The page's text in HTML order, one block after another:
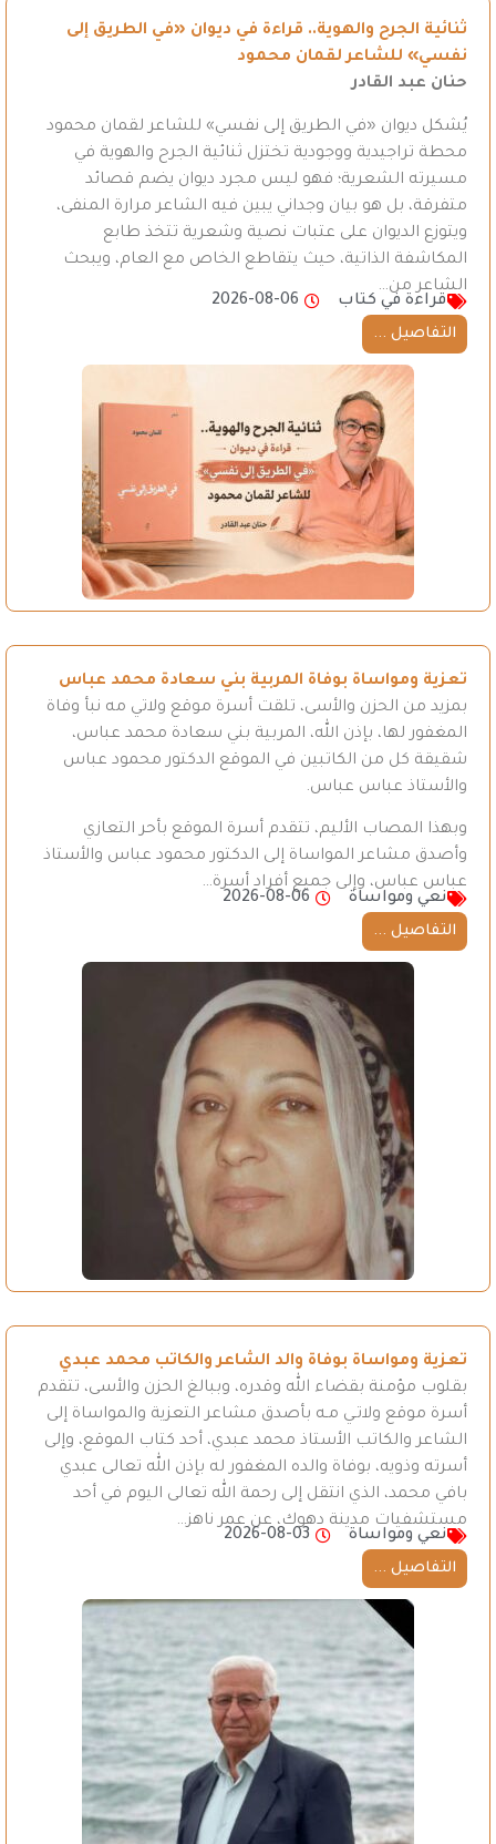
ثنائية الجرح والهوية.. قراءة في ديوان «في الطريق إلى
نفسي» للشاعر لقمان محمود
حنان عبد القادر
يُشكل ديوان «في الطريق إلى نفسي» للشاعر لقمان محمود
محطة تراجيدية ووجودية تختزل ثنائية الجرح والهوية في
مسيرته الشعرية؛ فهو ليس مجرد ديوان يضم قصائد
متفرقة، بل هو بيان وجداني يبين فيه الشاعر مرارة المنفى،
ويتوزع الديوان على عتبات نصية وشعرية تتخذ طابع
المكاشفة الذاتية، حيث يتقاطع الخاص مع العام، ويبحث
الشاعر من…
قراءة في كتاب
2026-08-06
التفاصيل ...
تعزية ومواساة بوفاة المربية بني سعادة محمد عباس
بمزيد من الحزن والأسى، تلقت أسرة موقع ولاتي مه نبأ وفاة
المغفور لها، بإذن الله، المربية بني سعادة محمد عباس،
شقيقة كل من الكاتبين في الموقع الدكتور محمود عباس
والأستاذ عباس عباس.
وبهذا المصاب الأليم، تتقدم أسرة الموقع بأحر التعازي
وأصدق مشاعر المواساة إلى الدكتور محمود عباس والأستاذ
عباس عباس، وإلى جميع أفراد أسرة…
نعي ومواساة
2026-08-06
التفاصيل ...
تعزية ومواساة بوفاة والد الشاعر والكاتب محمد عبدي
بقلوب مؤمنة بقضاء الله وقدره، وببالغ الحزن والأسى، تتقدم
أسرة موقع ولاتـي مـه بأصدق مشاعر التعزية والمواساة إلى
الشاعر والكاتب الأستاذ محمد عبدي، أحد كتاب الموقع، وإلى
أسرته وذويه، بوفاة والده المغفور له بإذن الله تعالى عبدي
بافي محمد، الذي انتقل إلى رحمة الله تعالى اليوم في أحد
مستشفيات مدينة دهوك، عن عمر ناهز…
نعي ومواساة
2026-08-03
التفاصيل ...